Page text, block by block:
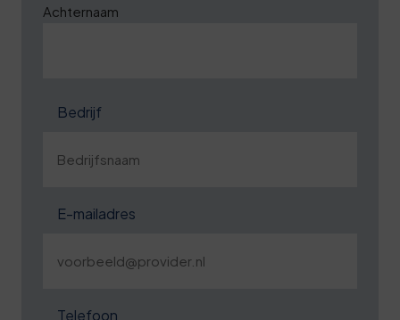
Achternaam
Bedrijf
E-mailadres
Telefoon